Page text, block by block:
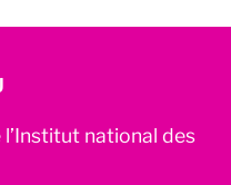
national des